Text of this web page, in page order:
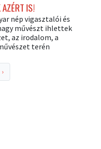
IS!
nép vigasztalói és
művészt ihlettek
az irodalom, a
terén
›